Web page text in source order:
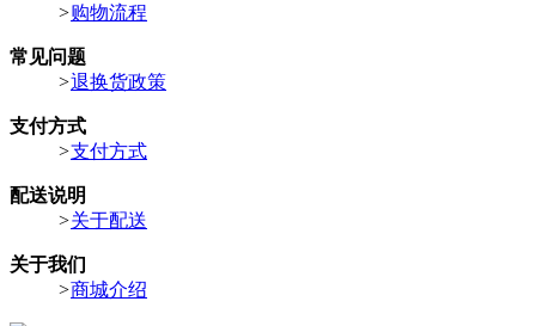
>购物流程
常见问题
>退换货政策
支付方式
>支付方式
配送说明
>关于配送
关于我们
>商城介绍